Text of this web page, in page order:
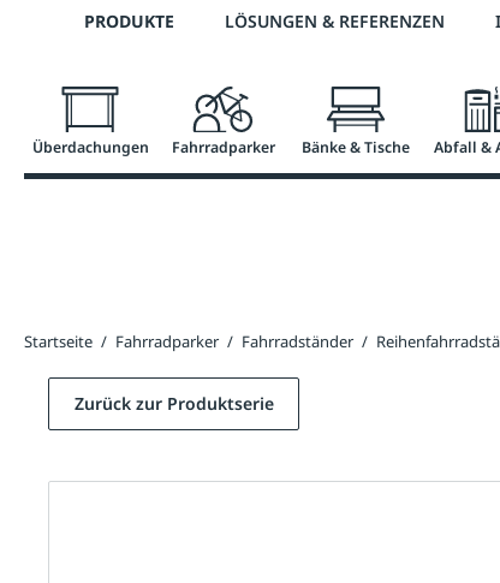
Zur Hauptnavigation springen
Telefon: 0800 / 100 49 02
PRODUKTE LÖSUNGEN & REFERENZEN
Überdachungen Fahrradparker Bänke & Tische Abfall &
Startseite / Fahrradparker / Fahrradständer /
Zurück zur Produktserie